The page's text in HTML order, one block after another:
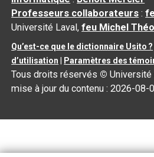
Professeurs collaborateurs :
Université Laval,feu Michel
Qu’est-ce que le dictionnaire Usito ?
d’utilisation
Paramètres des
Tous droits réservés ©
mise à jour du contenu :2026-08-